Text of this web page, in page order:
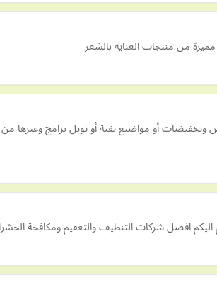
أو مواضيع تقنة أو تويل برامج وغيرها من
افضل شركات التنظيف والتعقيم ومكافحة